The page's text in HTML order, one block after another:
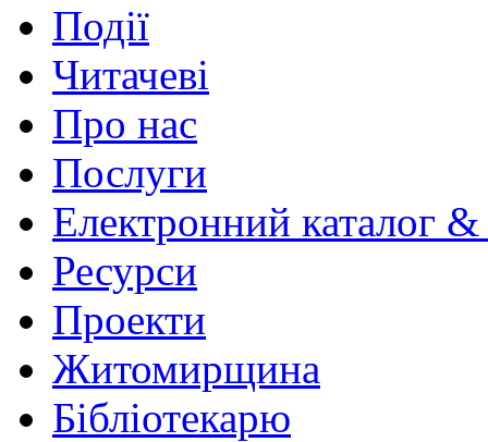
Події
Читачеві
Про нас
Послуги
Електронний каталог
Ресурси
Проекти
Житомирщина
Бібліотекарю